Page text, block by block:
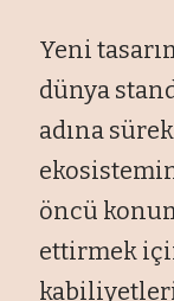
Yeni
dünya
adına
öncü
ettirmek